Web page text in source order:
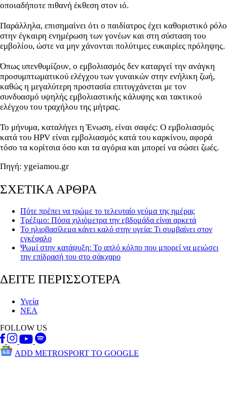
οποιαδήποτε πιθανή έκθεση στον ιό.
Παράλληλα, επισημαίνει ότι ο παιδίατρος έχει καθοριστικό ρόλο
στην έγκαιρη ενημέρωση των γονέων και στη σύσταση του
εμβολίου, ώστε να μην χάνονται πολύτιμες ευκαιρίες πρόληψης.
Όπως υπενθυμίζουν, ο εμβολιασμός δεν καταργεί την ανάγκη
προσυμπτωματικού ελέγχου των γυναικών στην ενήλικη ζωή,
καθώς η μεγαλύτερη προστασία επιτυγχάνεται με τον
συνδυασμό υψηλής εμβολιαστικής κάλυψης και τακτικού
ελέγχου του τραχήλου της μήτρας.
Το μήνυμα, καταλήγει η Ένωση, είναι σαφές: Ο εμβολιασμός
κατά του HPV είναι εμβολιασμός κατά του καρκίνου, αφορά
τόσο τα κορίτσια όσο και τα αγόρια και μπορεί να σώσει ζωές.
Πηγή: ygeiamou.gr
ΣΧΕΤΙΚΑ ΑΡΘΡΑ
Πότε πρέπει να τρώμε το τελευταίο γεύμα της ημέρας
Τρέξιμο: Πόσα χιλιόμετρα την εβδομάδα είναι αρκετά
Το ηλιοβασίλεμα κάνει καλό στην υγεία: Τι συμβαίνει στον
εγκέφαλο
Ψωμί στην κατάψυξη: Το απλό κόλπο που μπορεί να μειώσει
την επίδρασή του στο σάκχαρο
ΔΕΙΤΕ ΠΕΡΙΣΣΟΤΕΡΑ
Υγεία
ΝΕΑ
FOLLOW US
ADD METROSPORT TO GOOGLE